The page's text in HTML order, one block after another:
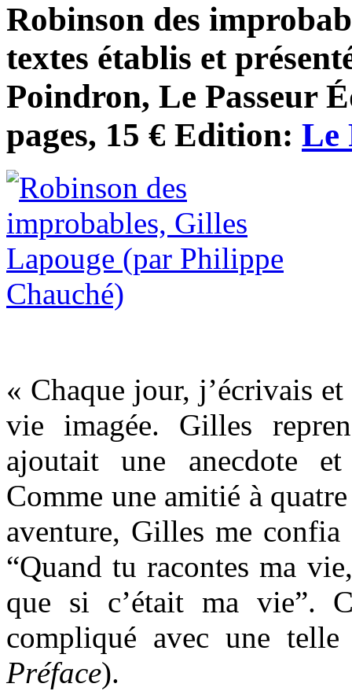
Robinson des
textes établis et
Poindron, Le Passeur
pages, 15 € Edition: Le
« Chaque jour, j’écrivais
vie imagée. Gilles
ajoutait une anecdote
Comme une amitié à
aventure, Gilles me
“Quand tu racontes ma
que si c’était ma vie”.
compliqué avec une
Préface).